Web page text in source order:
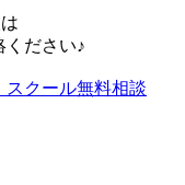
ださい♪
クール無料相談